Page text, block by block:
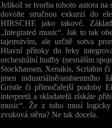
Jelikož se tvorba tohoto autora
dovolte stručnou exkurzi do
HIRSCHE jako takové.
„Integrated music“. Jak to tak
tajemstvím, ale určitě sotva
Hlavní přítoky do řeky
orchestrální hudby (nesnáším
Stockhausen, Xenakis, Scriabin
jmen industriálně/ambientního
Gristle či přímočařejší podoby
interpretů a skladatelů získáte
music“. Že z toho musí logicky
zvuková stěna? Ne tak docela.